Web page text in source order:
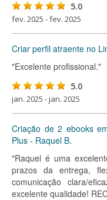
5.0
fev. 2025 - fev. 2025
Criar perfil atraente no
"Excelente profissional."
5.0
jan. 2025 - jan. 2025
Criação de 2 ebooks
Plus - Raquel B.
"Raquel é uma
prazos da entrega,
comunicação clara/
excelente qualidade!